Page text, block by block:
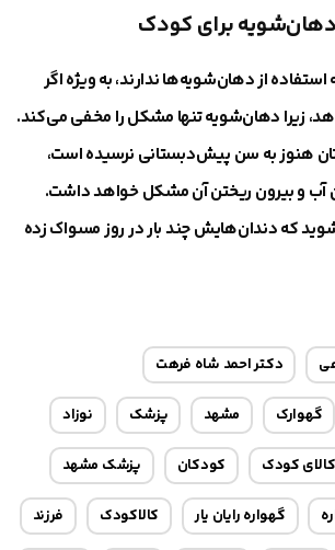
دهان‌شویه برای کودک
از دهان‌شویه‌ها ندارند، به ویژه اگر
زیرا دهان‌شویه تنها مشکل را مخفی می‌کند.
هنوز به سن پیش‌دبستانی نرسیده است،
آب و بیرون ریختن آن مشکل خواهد داشت.
که دندان‌هایش چند بار در روز مسواک زده
دکتر احمد شاه فرهت
گهوارک مشهد پزشک نوزاد
کالای کودک کودکان پزشک مشهد
گهواره رایان یار کالاکودک فرزند